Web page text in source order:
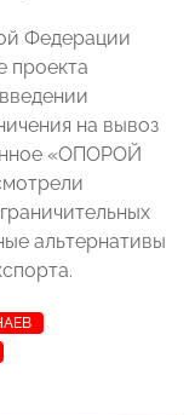
Федерации
проекта
на вывоз
«ОПОРОЙ
альтернативы